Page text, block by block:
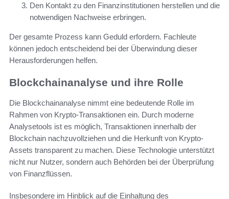
Den Kontakt zu den Finanzinstitutionen herstellen und die
notwendigen Nachweise erbringen.
Der gesamte Prozess kann Geduld erfordern. Fachleute
können jedoch entscheidend bei der Überwindung dieser
Herausforderungen helfen.
Blockchainanalyse und ihre Rolle
Die Blockchainanalyse nimmt eine bedeutende Rolle im
Rahmen von Krypto-Transaktionen ein. Durch moderne
Analysetools ist es möglich, Transaktionen innerhalb der
Blockchain nachzuvollziehen und die Herkunft von Krypto-
Assets transparent zu machen. Diese Technologie unterstützt
nicht nur Nutzer, sondern auch Behörden bei der Überprüfung
von Finanzflüssen.
Insbesondere im Hinblick auf die Einhaltung des